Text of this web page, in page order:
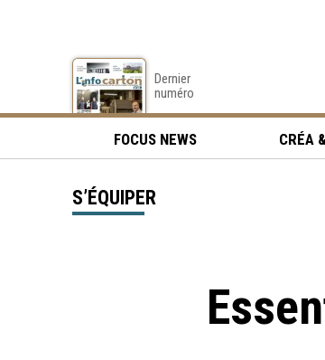
Dernier
numéro
FOCUS NEWS CRÉA
S’ÉQUIPER